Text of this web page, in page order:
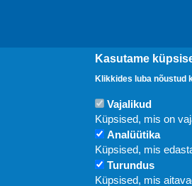
Kasutame
Klikkides luba nõustud
Vajalikud
Küpsised, mis on
Analüütika
Küpsised, mis
Turundus
Küpsised, mis